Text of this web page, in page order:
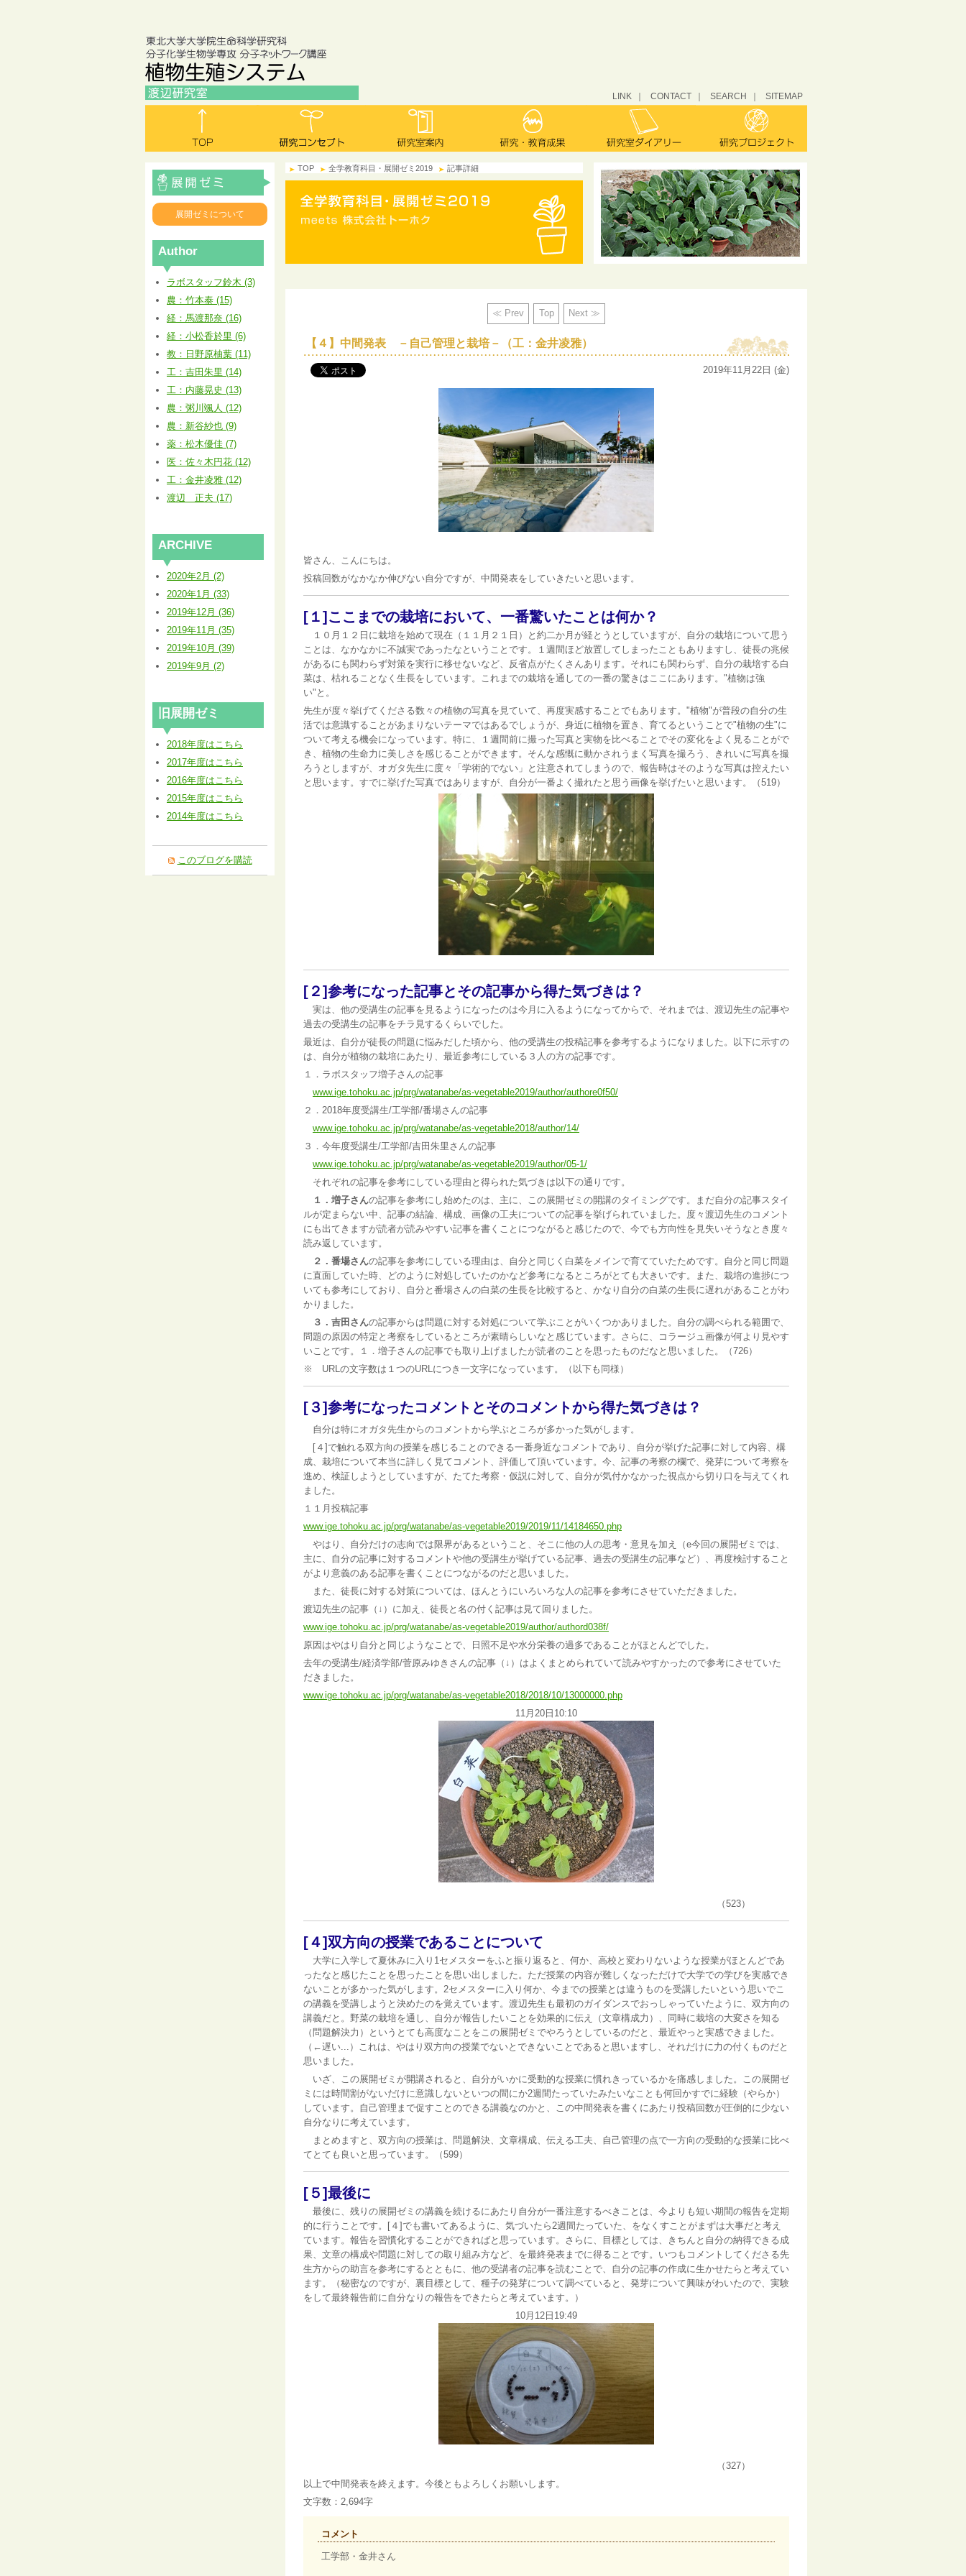
LINK CONTACT SEARCH SITEMAP
展開ゼミについて
TOP 全学教育科目・展開ゼミ2019 記事詳細
≪ Prev Top Next ≫
【４】中間発表 －自己管理と栽培－（工：金井凌雅）
2019年11月22日 (金)
皆さん、こんにちは。
投稿回数がなかなか伸びない自分ですが、中間発表をしていきたいと思います。
[１]ここまでの栽培において、一番驚いたことは何か？
１０月１２日に栽培を始めて現在（１１月２１日）と約二か月が経とうとしていますが、自分の栽培について思う
ことは、なかなかに不誠実であったなということです。１週間ほど放置してしまったこともありますし、徒長の兆候
があるにも関わらず対策を実行に移せないなど、反省点がたくさんあります。それにも関わらず、自分の栽培する白
菜は、枯れることなく生長をしています。これまでの栽培を通しての一番の驚きはここにあります。"植物は強
い"と。
先生が度々挙げてくださる数々の植物の写真を見ていて、再度実感することでもあります。"植物"が普段の自分の生
活では意識することがあまりないテーマではあるでしょうが、身近に植物を置き、育てるということで"植物の生"に
ついて考える機会になっています。特に、１週間前に撮った写真と実物を比べることでその変化をよく見ることがで
き、植物の生命力に美しさを感じることができます。そんな感慨に動かされうまく写真を撮ろう、きれいに写真を撮
ろうとしますが、オガタ先生に度々「学術的でない」と注意されてしまうので、報告時はそのような写真は控えたい
と思います。すでに挙げた写真ではありますが、自分が一番よく撮れたと思う画像を挙げたいと思います。（519）
[２]参考になった記事とその記事から得た気づきは？
実は、他の受講生の記事を見るようになったのは今月に入るようになってからで、それまでは、渡辺先生の記事や
過去の受講生の記事をチラ見するくらいでした。
最近は、自分が徒長の問題に悩みだした頃から、他の受講生の投稿記事を参考するようになりました。以下に示すの
は、自分が植物の栽培にあたり、最近参考にしている３人の方の記事です。
１．ラボスタッフ増子さんの記事
www.ige.tohoku.ac.jp/prg/watanabe/as-vegetable2019/author/authore0f50/
２．2018年度受講生/工学部/番場さんの記事
www.ige.tohoku.ac.jp/prg/watanabe/as-vegetable2018/author/14/
３．今年度受講生/工学部/吉田朱里さんの記事
www.ige.tohoku.ac.jp/prg/watanabe/as-vegetable2019/author/05-1/
それぞれの記事を参考にしている理由と得られた気づきは以下の通りです。
１．増子さんの記事を参考にし始めたのは、主に、この展開ゼミの開講のタイミングです。まだ自分の記事スタイ
ルが定まらない中、記事の結論、構成、画像の工夫についての記事を挙げられていました。度々渡辺先生のコメント
にも出てきますが読者が読みやすい記事を書くことにつながると感じたので、今でも方向性を見失いそうなとき度々
読み返しています。
２．番場さんの記事を参考にしている理由は、自分と同じく白菜をメインで育てていたためです。自分と同じ問題
に直面していた時、どのように対処していたのかなど参考になるところがとても大きいです。また、栽培の進捗につ
いても参考にしており、自分と番場さんの白菜の生長を比較すると、かなり自分の白菜の生長に遅れがあることがわ
かりました。
３．吉田さんの記事からは問題に対する対処について学ぶことがいくつかありました。自分の調べられる範囲で、
問題の原因の特定と考察をしているところが素晴らしいなと感じています。さらに、コラージュ画像が何より見やす
いことです。１．増子さんの記事でも取り上げましたが読者のことを思ったものだなと思いました。（726）
※ URLの文字数は１つのURLにつき一文字になっています。（以下も同様）
[３]参考になったコメントとそのコメントから得た気づきは？
自分は特にオガタ先生からのコメントから学ぶところが多かった気がします。
[４]で触れる双方向の授業を感じることのできる一番身近なコメントであり、自分が挙げた記事に対して内容、構
成、栽培について本当に詳しく見てコメント、評価して頂いています。今、記事の考察の欄で、発芽について考察を
進め、検証しようとしていますが、たてた考察・仮説に対して、自分が気付かなかった視点から切り口を与えてくれ
ました。
１１月投稿記事
www.ige.tohoku.ac.jp/prg/watanabe/as-vegetable2019/2019/11/14184650.php
やはり、自分だけの志向では限界があるということ、そこに他の人の思考・意見を加え（e今回の展開ゼミでは、
主に、自分の記事に対するコメントや他の受講生が挙げている記事、過去の受講生の記事など）、再度検討すること
がより意義のある記事を書くことにつながるのだと思いました。
また、徒長に対する対策については、ほんとうにいろいろな人の記事を参考にさせていただきました。
渡辺先生の記事（↓）に加え、徒長と名の付く記事は見て回りました。
www.ige.tohoku.ac.jp/prg/watanabe/as-vegetable2019/author/authord038f/
原因はやはり自分と同じようなことで、日照不足や水分栄養の過多であることがほとんどでした。
去年の受講生/経済学部/菅原みゆきさんの記事（↓）はよくまとめられていて読みやすかったので参考にさせていた
だきました。
www.ige.tohoku.ac.jp/prg/watanabe/as-vegetable2018/2018/10/13000000.php
11月20日10:10
（523）
[４]双方向の授業であることについて
大学に入学して夏休みに入り 1 セメスターをふと振り返ると、何か、高校と変わりないような授業がほとんどであ
ったなと感じたことを思ったことを思い出しました。ただ授業の内容が難しくなっただけで大学での学びを実感でき
ないことが多かった気がします。 2セメスターに入り何か、今までの授業とは違うものを受講したいという思いでこ
の講義を受講しようと決めたのを覚えています。渡辺先生も最初のガイダンスでおっしゃっていたように、双方向の
講義だと。野菜の栽培を通し、自分が報告したいことを効果的に伝え（文章構成力）、同時に栽培の大変さを知る
（問題解決力）というとても高度なことをこの展開ゼミでやろうとしているのだと、最近やっと実感できました。
（←遅い...）これは、やはり双方向の授業でないとできないことであると思いますし、それだけに力の付くものだと
思いました。
いざ、この展開ゼミが開講されると、自分がいかに受動的な授業に慣れきっているかを痛感しました。この展開ゼ
ミには時間割がないだけに意識しないといつの間にか2週間たっていたみたいなことも何回かすでに経験（やらか）
しています。自己管理まで促すことのできる講義なのかと、この中間発表を書くにあたり投稿回数が圧倒的に少ない
自分なりに考えています。
まとめますと、双方向の授業は、問題解決、文章構成、伝える工夫、自己管理の点で一方向の受動的な授業に比べ
てとても良いと思っています。（599）
[５]最後に
最後に、残りの展開ゼミの講義を続けるにあたり自分が一番注意するべきことは、今よりも短い期間の報告を定期
的に行うことです。 [ ４ ]でも書いてあるように、気づいたら 2週間たっていた、をなくすことがまずは大事だと考え
ています。報告を習慣化することができればと思っています。さらに、目標としては、きちんと自分の納得できる成
果、文章の構成や問題に対しての取り組み方など、を最終発表までに得ることです。いつもコメントしてくださる先
生方からの助言を参考にするとともに、他の受講者の記事を読むことで、自分の記事の作成に生かせたらと考えてい
ます。（秘密なのですが、裏目標として、種子の発芽について調べていると、発芽について興味がわいたので、実験
をして最終報告前に自分なりの報告をできたらと考えています。）
10月12日19:49
（327）
以上で中間発表を終えます。今後ともよろしくお願いします。
文字数：2,694字
コメント
工学部・金井さん
Author
ラボスタッフ鈴木 (3)
農：竹本泰 (15)
経：馬渡那奈 (16)
経：小松香於里 (6)
教：日野原柚葉 (11)
工：吉田朱里 (14)
工：内藤晃史 (13)
農：粥川颯人 (12)
農：新谷紗也 (9)
薬：松木優佳 (7)
医：佐々木円花 (12)
工：金井凌雅 (12)
渡辺 正夫 (17)
ARCHIVE
2020年2月 (2)
2020年1月 (33)
2019年12月 (36)
2019年11月 (35)
2019年10月 (39)
2019年9月 (2)
旧展開ゼミ
2018年度はこちら
2017年度はこちら
2016年度はこちら
2015年度はこちら
2014年度はこちら
このブログを購読